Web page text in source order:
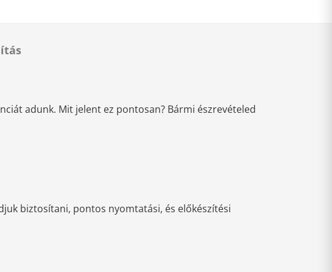
adunk. Mit jelent ez pontosan? Bármi észrevételed
biztosítani, pontos nyomtatási, és előkészítési